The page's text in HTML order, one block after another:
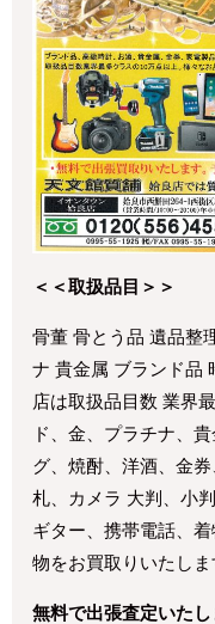
＜＜取扱品目＞＞
骨董 骨とう品 遺品整
ナ 貴金属 ブランド品
店は取扱品目数 業界
ド、金、プラチナ、
グ、焼酎、洋酒、金
札、カメラ 大判、小
ギター、携帯電話、
物をお買取りいたしま
無料で出張査定いたし